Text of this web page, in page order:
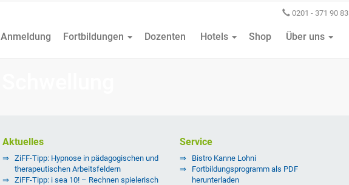
0201 - 371 90 83
Anmeldung Fortbildungen Dozenten Hotels Shop Über uns
Aktuelles
ZiFF-Tipp: Hypnose in pädagogischen und
therapeutischen Arbeitsfeldern
ZiFF-Tipp: i sea 10! – Rechnen spielerisch
Service
Bistro Kanne Lohni
Fortbildungsprogramm als PDF
herunterladen